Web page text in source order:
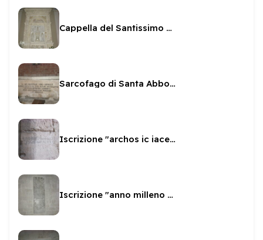
Cappella del Santissimo Sacramento a San Gregorio
Sarcofago di Santa Abbondanza
Iscrizione "archos ic iacens adam"
Iscrizione "anno milleno sexto"